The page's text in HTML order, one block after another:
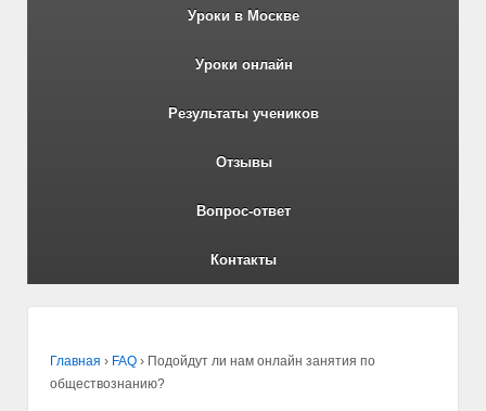
Уроки в Москве
Уроки онлайн
Результаты учеников
Отзывы
Вопрос-ответ
Контакты
Главная › FAQ › Подойдут ли нам онлайн занятия по
обществознанию?